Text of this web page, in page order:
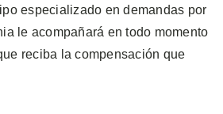
especializado en demandas por
le acompañará en todo momento
reciba la compensación que